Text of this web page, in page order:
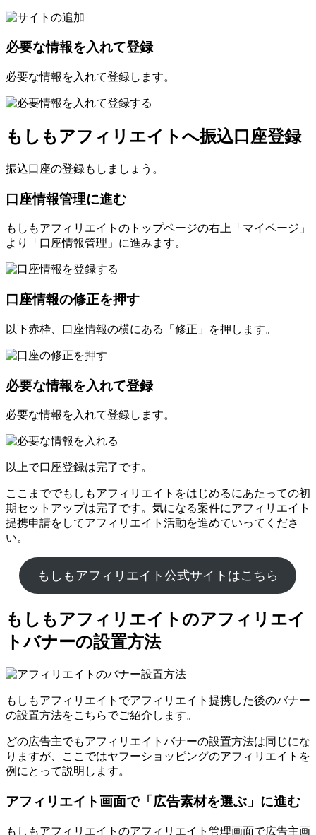
必要な情報を入れて登録
必要な情報を入れて登録します。
もしもアフィリエイトへ振込口座登録
振込口座の登録もしましょう。
口座情報管理に進む
もしもアフィリエイトのトップページの右上「マイページ」
より「口座情報管理」に進みます。
口座情報の修正を押す
以下赤枠、口座情報の横にある「修正」を押します。
必要な情報を入れて登録
必要な情報を入れて登録します。
以上で口座登録は完了です。
ここまででもしもアフィリエイトをはじめるにあたっての初
期セットアップは完了です。気になる案件にアフィリエイト
提携申請をしてアフィリエイト活動を進めていってくださ
い。
もしもアフィリエイト公式サイトはこちら
もしもアフィリエイトのアフィリエイ
トバナーの設置方法
もしもアフィリエイトでアフィリエイト提携した後のバナー
の設置方法をこちらでご紹介します。
どの広告主でもアフィリエイトバナーの設置方法は同じにな
りますが、ここではヤフーショッピングのアフィリエイトを
例にとって説明します。
アフィリエイト画面で「広告素材を選ぶ」に進む
もしもアフィリエイトのアフィリエイト管理画面で広告主画